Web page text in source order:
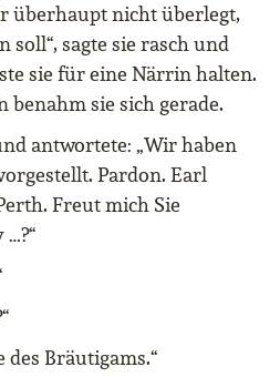
überhaupt nicht überlegt,
soll“, sagte sie rasch und
sie für eine Närrin halten.
benahm sie sich gerade.
antwortete: „Wir haben
Pardon. Earl
Freut mich Sie
des Bräutigams.“